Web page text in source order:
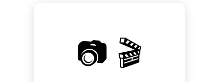
📷 🎬